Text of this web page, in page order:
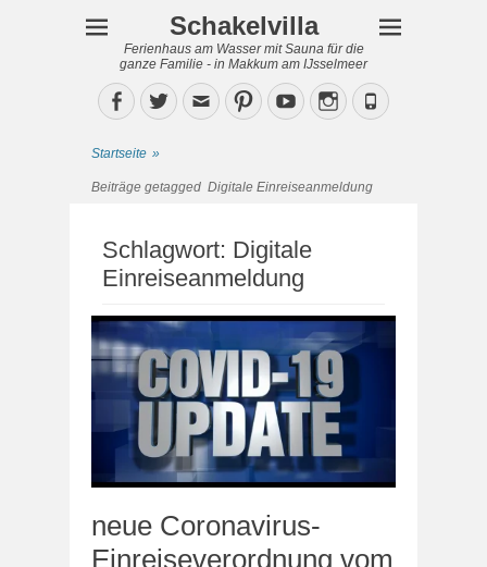
Schakelvilla
Ferienhaus am Wasser mit Sauna für die
ganze Familie - in Makkum am IJsselmeer
Facebook
TwitterEmailPinterestYouTubeInstagram
Phone
Startseite »
Beiträge getagged Digitale Einreiseanmeldung
Schlagwort: Digitale
Einreiseanmeldung
neue Coronavirus-
Einreiseverordnung vom